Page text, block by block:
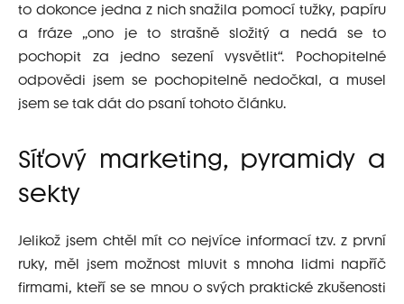
to dokonce jedna z nich snažila pomocí tužky, papíru
a fráze „ono je to strašně složitý a nedá se to
pochopit za jedno sezení vysvětlit“. Pochopitelné
odpovědi jsem se pochopitelně nedočkal, a musel
jsem se tak dát do psaní tohoto článku.
Síťový marketing, pyramidy a
sekty
Jelikož jsem chtěl mít co nejvíce informací tzv. z první
ruky, měl jsem možnost mluvit s mnoha lidmi napříč
firmami, kteří se se mnou o svých praktické zkušenosti